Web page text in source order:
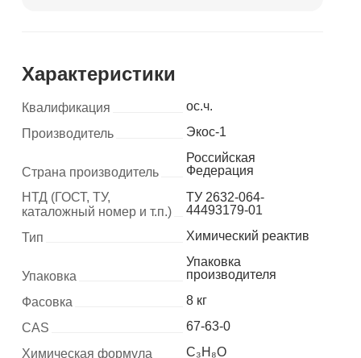
Характеристики
Квалификация
ос.ч.
Производитель
Экос-1
Страна производитель
Российская
Федерация
НТД (ГОСТ, ТУ,
каталожный номер и т.п.)
ТУ 2632-064-
44493179-01
Тип
Химический реактив
Упаковка
Упаковка
производителя
Фасовка
8 кг
CAS
67-63-0
Химическая формула
C₃H₈O